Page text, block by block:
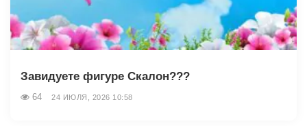
Завидуете фигуре Скалон???
64 24 ИЮЛЯ, 2026 10:58